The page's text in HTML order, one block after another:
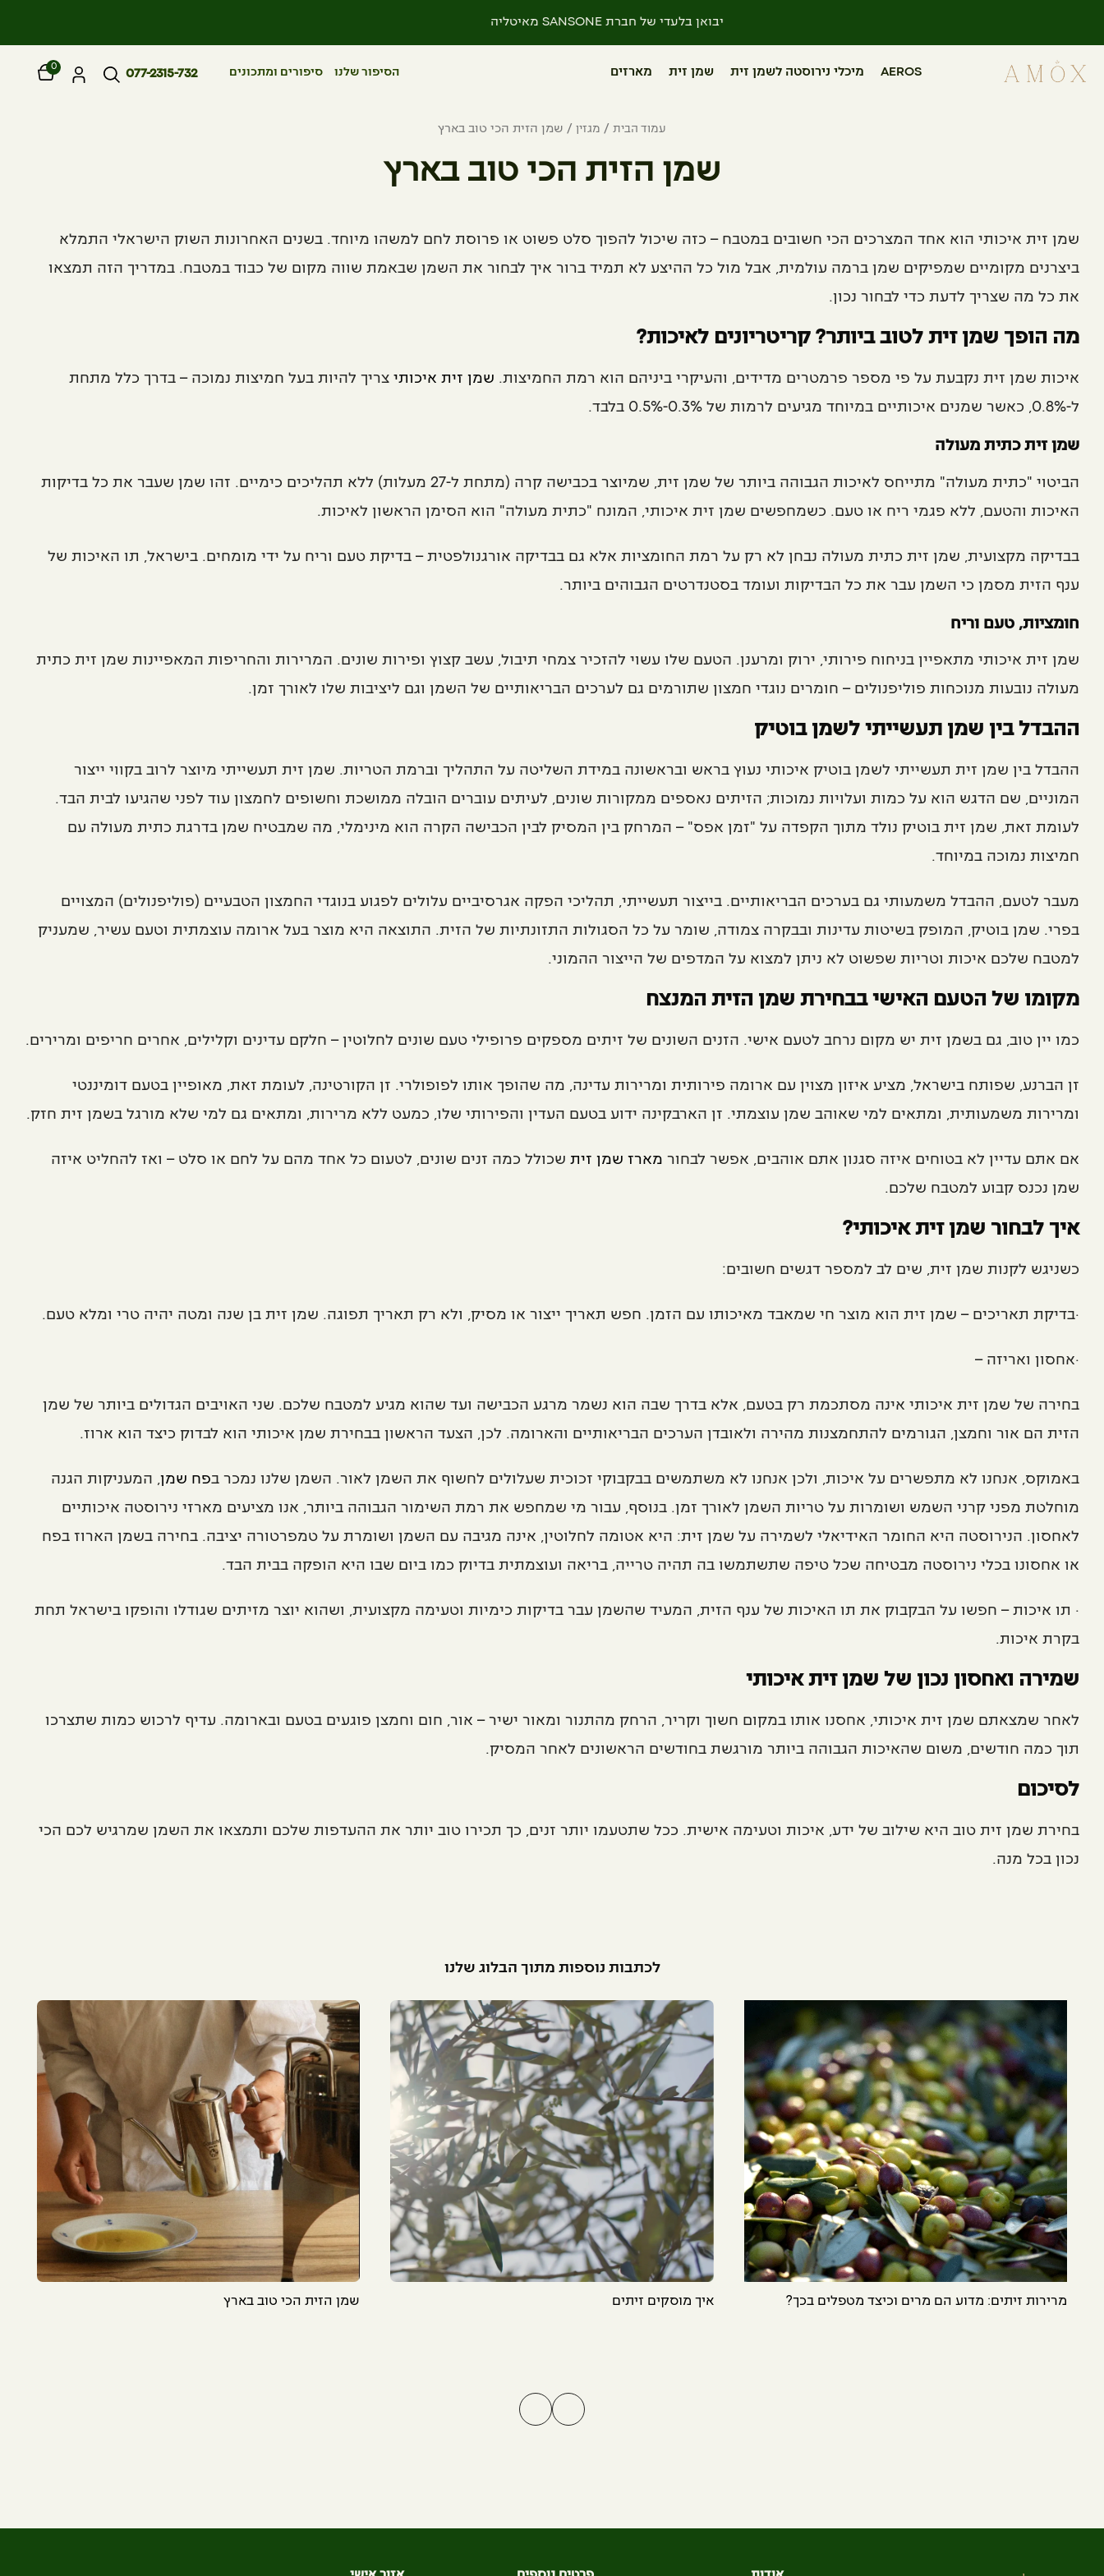
משלוח חינם בקנייה מעל 499 ₪
0 AEROS מיכלי נירוסטה לשמן זית שמן זית מארזים הסיפור שלנו סיפורים ומתכונים 077-2315-732
עמוד הבית / מגזין / שמן הזית הכי טוב בארץ
שמן הזית הכי טוב בארץ
שמן זית איכותי הוא אחד המצרכים הכי חשובים במטבח – כזה שיכול להפוך סלט פשוט או פרוסת לחם למשהו מיוחד. בשנים האחרונות השוק הישראלי התמלא
ביצרנים מקומיים שמפיקים שמן ברמה עולמית, אבל מול כל ההיצע לא תמיד ברור איך לבחור את השמן שבאמת שווה מקום של כבוד במטבח. במדריך הזה תמצאו
את כל מה שצריך לדעת כדי לבחור נכון.
מה הופך שמן זית לטוב ביותר? קריטריונים לאיכות?
איכות שמן זית נקבעת על פי מספר פרמטרים מדידים, והעיקרי ביניהם הוא רמת החמיצות. שמן זית איכותי צריך להיות בעל חמיצות נמוכה – בדרך כלל מתחת
ל-0.8%, כאשר שמנים איכותיים במיוחד מגיעים לרמות של 0.3%-0.5% בלבד.
שמן זית כתית מעולה
הביטוי "כתית מעולה" מתייחס לאיכות הגבוהה ביותר של שמן זית, שמיוצר בכבישה קרה (מתחת ל-27 מעלות) ללא תהליכים כימיים. זהו שמן שעבר את כל בדיקות
האיכות והטעם, ללא פגמי ריח או טעם. כשמחפשים שמן זית איכותי, המונח "כתית מעולה" הוא הסימן הראשון לאיכות.
בבדיקה מקצועית, שמן זית כתית מעולה נבחן לא רק על רמת החומציות אלא גם בבדיקה אורגנולפטית – בדיקת טעם וריח על ידי מומחים. בישראל, תו האיכות של
ענף הזית מסמן כי השמן עבר את כל הבדיקות ועומד בסטנדרטים הגבוהים ביותר.
חומציות, טעם וריח
שמן זית איכותי מתאפיין בניחוח פירותי, ירוק ומרענן. הטעם שלו עשוי להזכיר צמחי תיבול, עשב קצוץ ופירות שונים. המרירות והחריפות המאפיינות שמן זית כתית
מעולה נובעות מנוכחות פוליפנולים – חומרים נוגדי חמצון שתורמים גם לערכים הבריאותיים של השמן וגם ליציבות שלו לאורך זמן.
ההבדל בין שמן תעשייתי לשמן בוטיק
ההבדל בין שמן זית תעשייתי לשמן בוטיק איכותי נעוץ בראש ובראשונה במידת השליטה על התהליך וברמת הטריות. שמן זית תעשייתי מיוצר לרוב בקווי ייצור
המוניים, שם הדגש הוא על כמות ועלויות נמוכות; הזיתים נאספים ממקורות שונים, לעיתים עוברים הובלה ממושכת וחשופים לחמצון עוד לפני שהגיעו לבית הבד.
לעומת זאת, שמן זית בוטיק נולד מתוך הקפדה על "זמן אפס" – המרחק בין המסיק לבין הכבישה הקרה הוא מינימלי, מה שמבטיח שמן בדרגת כתית מעולה עם
חמיצות נמוכה במיוחד.
מעבר לטעם, ההבדל משמעותי גם בערכים הבריאותיים. בייצור תעשייתי, תהליכי הפקה אגרסיביים עלולים לפגוע בנוגדי החמצון הטבעיים (פוליפנולים) המצויים
בפרי. שמן בוטיק, המופק בשיטות עדינות ובבקרה צמודה, שומר על כל הסגולות התזונתיות של הזית. התוצאה היא מוצר בעל ארומה עוצמתית וטעם עשיר, שמעניק
למטבח שלכם איכות וטריות שפשוט לא ניתן למצוא על המדפים של הייצור ההמוני.
מקומו של הטעם האישי בבחירת שמן הזית המנצח
כמו יין טוב, גם בשמן זית יש מקום נרחב לטעם אישי. הזנים השונים של זיתים מספקים פרופילי טעם שונים לחלוטין – חלקם עדינים וקלילים, אחרים חריפים ומרירים.
זן הברנע, שפותח בישראל, מציע איזון מצוין עם ארומה פירותית ומרירות עדינה, מה שהופך אותו לפופולרי. זן הקורטינה, לעומת זאת, מאופיין בטעם דומיננטי
ומרירות משמעותית, ומתאים למי שאוהב שמן עוצמתי. זן הארבקינה ידוע בטעם העדין והפירותי שלו, כמעט ללא מרירות, ומתאים גם למי שלא מורגל בשמן זית חזק.
אם אתם עדיין לא בטוחים איזה סגנון אתם אוהבים, אפשר לבחור מארז שמן זית שכולל כמה זנים שונים, לטעום כל אחד מהם על לחם או סלט – ואז להחליט איזה
שמן נכנס קבוע למטבח שלכם.
איך לבחור שמן זית איכותי?
כשניגש לקנות שמן זית, שים לב למספר דגשים חשובים:
·בדיקת תאריכים – שמן זית הוא מוצר חי שמאבד מאיכותו עם הזמן. חפש תאריך ייצור או מסיק, ולא רק תאריך תפוגה. שמן זית בן שנה ומטה יהיה טרי ומלא טעם.
·אחסון ואריזה –
בחירה של שמן זית איכותי אינה מסתכמת רק בטעם, אלא בדרך שבה הוא נשמר מרגע הכבישה ועד שהוא מגיע למטבח שלכם. שני האויבים הגדולים ביותר של שמן
הזית הם אור וחמצן, הגורמים להתחמצנות מהירה ולאובדן הערכים הבריאותיים והארומה. לכן, הצעד הראשון בבחירת שמן איכותי הוא לבדוק כיצד הוא ארוז.
באמוקס, אנחנו לא מתפשרים על איכות, ולכן אנחנו לא משתמשים בבקבוקי זכוכית שעלולים לחשוף את השמן לאור. השמן שלנו נמכר בפח שמן , המעניקות הגנה
מוחלטת מפני קרני השמש ושומרות על טריות השמן לאורך זמן. בנוסף, עבור מי שמחפש את רמת השימור הגבוהה ביותר, אנו מציעים מארזי נירוסטה איכותיים
לאחסון. הנירוסטה היא החומר האידיאלי לשמירה על שמן זית: היא אטומה לחלוטין, אינה מגיבה עם השמן ושומרת על טמפרטורה יציבה. בחירה בשמן הארוז בפח
או אחסונו בכלי נירוסטה מבטיחה שכל טיפה שתשתמשו בה תהיה טרייה, בריאה ועוצמתית בדיוק כמו ביום שבו היא הופקה בבית הבד.
· תו איכות – חפשו על הבקבוק את תו האיכות של ענף הזית, המעיד שהשמן עבר בדיקות כימיות וטעימה מקצועית, ושהוא יוצר מזיתים שגודלו והופקו בישראל תחת
בקרת איכות.
שמירה ואחסון נכון של שמן זית איכותי
לאחר שמצאתם שמן זית איכותי, אחסנו אותו במקום חשוך וקריר, הרחק מהתנור ומאור ישיר – אור, חום וחמצן פוגעים בטעם ובארומה. עדיף לרכוש כמות שתצרכו
תוך כמה חודשים, משום שהאיכות הגבוהה ביותר מורגשת בחודשים הראשונים לאחר המסיק.
לסיכום
בחירת שמן זית טוב היא שילוב של ידע, איכות וטעימה אישית. ככל שתטעמו יותר זנים, כך תכירו טוב יותר את ההעדפות שלכם ותמצאו את השמן שמרגיש לכם הכי
נכון בכל מנה.
לכתבות נוספות מתוך הבלוג שלנו
מרירות זיתים: מדוע הם מרים וכיצד מטפלים בכך? איך מוסקים זיתים שמן הזית הכי טוב בארץ